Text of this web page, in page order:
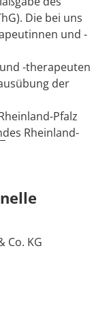
Die bei uns
und -
-therapeuten
der
Pfalz
Rheinland-
Co. KG